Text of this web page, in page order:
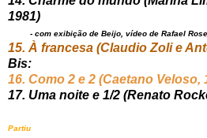
1981)
- com exibição de Beijo, vídeo de Rafael
15. À francesa (Claudio Zoli e
Bis:
16. Como 2 e 2 (Caetano Veloso,
17. Uma noite e 1/2 (Renato
Partiu